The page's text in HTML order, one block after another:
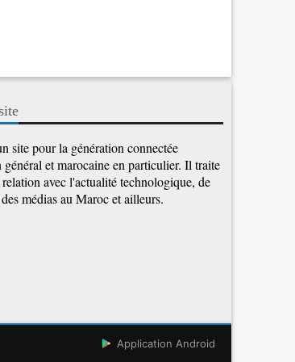
site pour la génération connectée
et marocaine en particulier. Il traite
avec l'actualité technologique, de
médias au Maroc et ailleurs.
Application Android